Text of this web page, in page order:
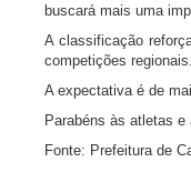
buscará mais uma
A classificação
competições regionais.
A expectativa é de
Parabéns às atletas
Fonte: Prefeitura de